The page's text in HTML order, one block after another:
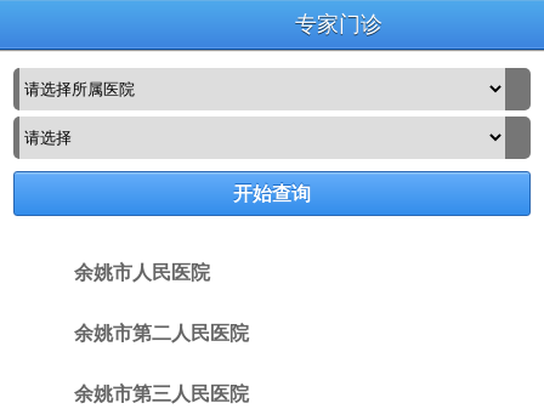
专家门诊
余姚市人民医院
余姚市第二人民医院
余姚市第三人民医院